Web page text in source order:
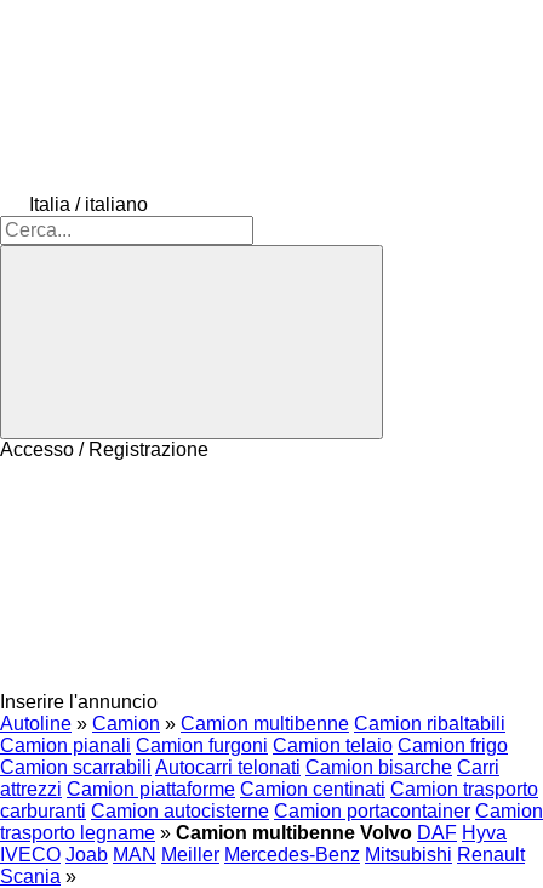
Italia / italiano
Accesso / Registrazione
Inserire l'annuncio
Autoline » Camion » Camion multibenne Camion ribaltabili
Camion pianali Camion furgoni Camion telaio Camion frigo
Camion scarrabili Autocarri telonati Camion bisarche Carri
attrezzi Camion piattaforme Camion centinati Camion trasporto
carburanti Camion autocisterne Camion portacontainer Camion
trasporto legname » Camion multibenne Volvo DAF Hyva
IVECO Joab MAN Meiller Mercedes-Benz Mitsubishi Renault
Scania »